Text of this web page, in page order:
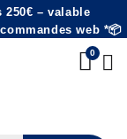
250€ – valable
web *📦